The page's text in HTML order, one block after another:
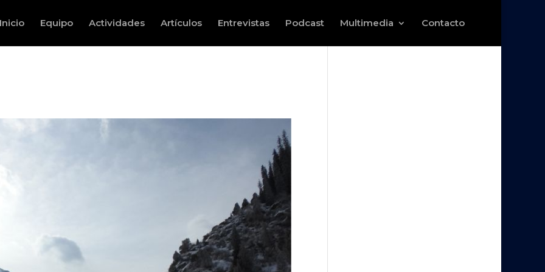
Inicio Equipo Actividades Artículos Entrevistas Podcast Multimedia Contacto